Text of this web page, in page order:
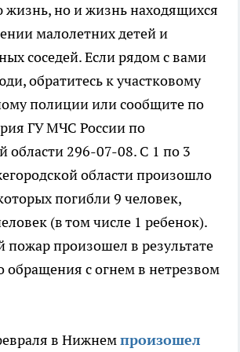
жизнь, но и жизнь находящихся
малолетних детей и
соседей. Если рядом с вами
обратитесь к участковому
полиции или сообщите по
ГУ МЧС России по
области 296-07-08. С 1 по 3
области произошло
погибли 9 человек,
(в том числе 1 ребенок).
пожар произошел в результате
обращения с огнем в нетрезвом
в Нижнемпроизошел